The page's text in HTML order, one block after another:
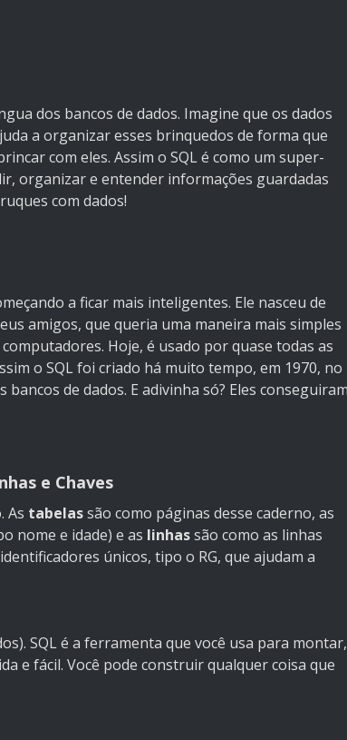
dos bancos de dados. Imagine que os dados
a organizar esses brinquedos de forma que
com eles. Assim o SQL é como um super-
organizar e entender informações guardadas
com dados!
a ficar mais inteligentes. Ele nasceu de
amigos, que queria uma maneira mais simples
Hoje, é usado por quase todas as
o SQL foi criado há muito tempo, em 1970, no
de dados. E adivinha só? Eles
e Chaves
As tabelassão como páginas desse caderno, as
nome e idade) e as linhassão como as linhas
únicos, tipo o RG, que ajudam a
SQL é a ferramenta que você usa para montar,
e fácil. Você pode construir qualquer coisa que